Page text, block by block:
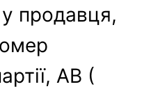
продавця,
AB (